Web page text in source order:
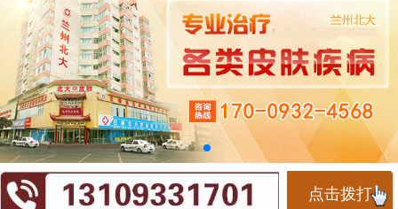
点击拨打